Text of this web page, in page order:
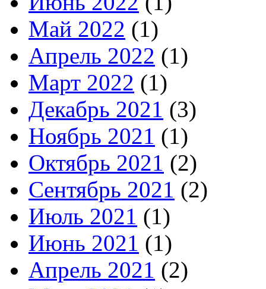
Май 2022 (1)
Апрель 2022 (1)
Март 2022 (1)
Декабрь 2021 (3)
Ноябрь 2021 (1)
Октябрь 2021 (2)
Сентябрь 2021 (2)
Июль 2021 (1)
Июнь 2021 (1)
Апрель 2021 (2)